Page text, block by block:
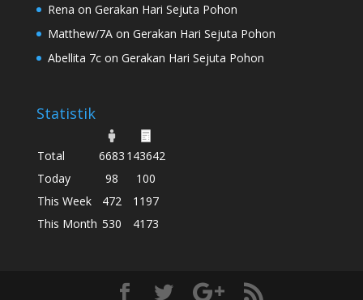
Rena on Gerakan Hari Sejuta Pohon
Matthew/7Aon Gerakan Hari Sejuta Pohon
Abellita 7con Gerakan Hari Sejuta Pohon
Statistik
Total 6683 143642
Today
98
100
This Week
472
1197
This Month 530 4173